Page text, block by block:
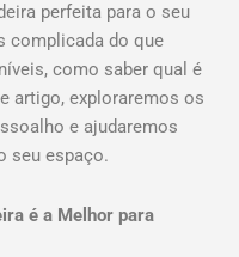
perfeita para o seu
complicada do que
como saber qual é
artigo, exploraremos os
e ajudaremos
seu espaço.
é a Melhor para